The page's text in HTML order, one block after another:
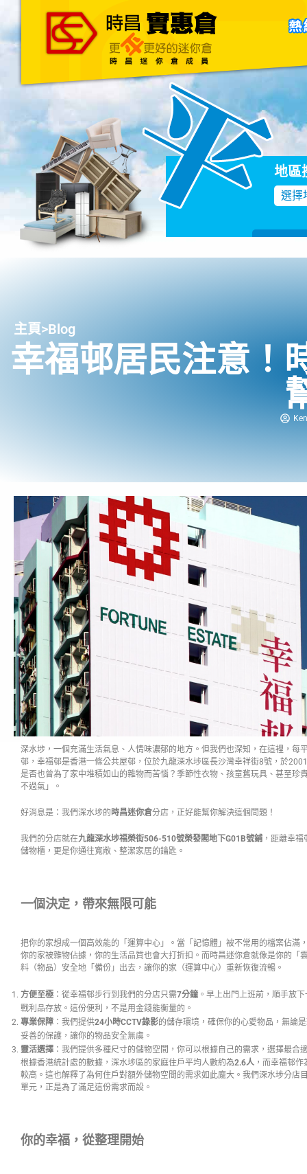
主頁 關於我們 聯絡我們
地區
選擇
主頁>Blog
幸福邨居民注意！
深水埗，一個充滿生活氣息、人情味濃郁的地方。但我們也深知，在這裡，每
邨，幸福邨是香港一條公共屋邨，位於九龍深水埗區長沙灣幸祥街8號，於
是否也曾為了家中堆積如山的雜物而苦惱？季節性衣物、孩童舊玩具、甚至珍
不過氣」。
好消息是：我們深水埗的時昌迷你倉分店，正好能幫你解決這個問題！
我們的分店就在九龍深水埗福榮街506-510號榮發閣地下G01B號鋪 ，距離幸
儲物櫃，更是你通往寬敞、整潔家居的鑰匙。
一個決定，帶來無限可能
把你的家想成一個高效能的「運算中心」。當「記憶體」被不常用的檔案佔滿
你的家被雜物佔據，你的生活品質也會大打折扣。而時昌迷你倉就像是你的「
料（物品）安全地「備份」出去，讓你的家（運算中心）重新恢復流暢。
方便至極 ：從幸福邨步行到我們的分店只需7分鐘 。早上出門上班前，順手放
戰利品存放。這份便利，不是用金錢能衡量的。
專業保障 ：我們提供24小時CCTV錄影的儲存環境，確保你的心愛物品，無論
妥善的保護，讓你的物品安全無虞。
靈活選擇 ：我們提供多種尺寸的儲物空間，你可以根據自己的需求，選擇最合
根據香港統計處的數據，深水埗區的家庭住戶平均人數約為2.6人 ，而幸福邨
較高。這也解釋了為何住戶對額外儲物空間的需求如此龐大。我們深水埗分店
單元，正是為了滿足這份需求而設。
你的幸福，從整理開始